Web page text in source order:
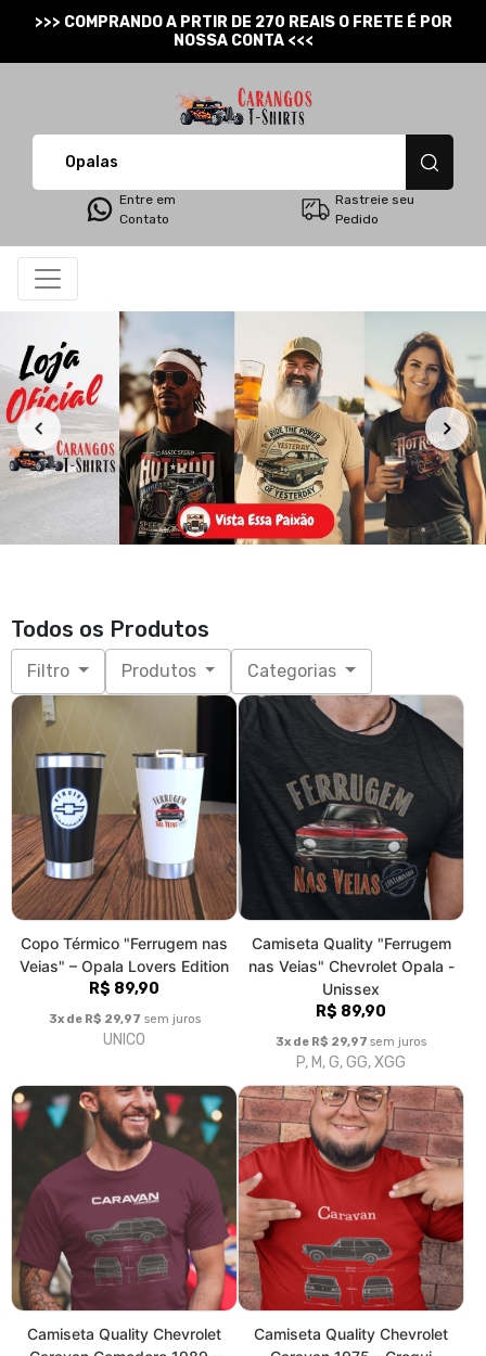
>>> COMPRANDO A PRTIR DE 270 REAIS O FRETE É POR
NOSSA CONTA <<<
Entre em
Contato
Rastreie seu
Pedido
Todos os Produtos
Filtro Produtos Categorias
Copo Térmico "Ferrugem nas
Veias" – Opala Lovers Edition
R$ 89,90
3x de R$ 29,97
UNICO
Camiseta Quality "Ferrugem
nas Veias" Chevrolet Opala -
R$ 89,90
3x de R$ 29,97sem juros
P, M, G, GG, XGG
Camiseta Quality Chevrolet
Caravan Comodoro 1989 -
Croqui Clássico - Unissex
R$ 89,90
3x de R$ 29,97sem juros
P, M, G, GG, XGG
Camiseta Quality Chevrolet
Caravan 1975 - Croqui
Clássico - Unissex
R$ 89,90
3x de R$ 29,97 sem juros
P, M, G, GG, XGG